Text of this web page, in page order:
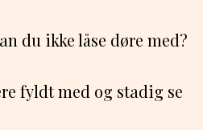
du ikke låse døre med?
fyldt med og stadig se